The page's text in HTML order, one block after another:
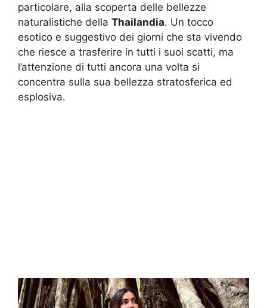
particolare, alla scoperta delle bellezze
naturalistiche della Thailandia. Un tocco
esotico e suggestivo dei giorni che sta vivendo
che riesce a trasferire in tutti i suoi scatti, ma
l’attenzione di tutti ancora una volta si
concentra sulla sua bellezza stratosferica ed
esplosiva.